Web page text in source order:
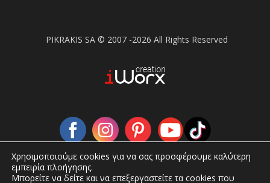
PIKRAKIS SA © 2007 -2026 All Rights Reserved
Χρησιμοποιούμε cookies για να σας προσφέρουμε καλύτερη
εμπειρία πλοήγησης.
Μπορείτε να δείτε και να επεξεργαστείτε τα cookies που